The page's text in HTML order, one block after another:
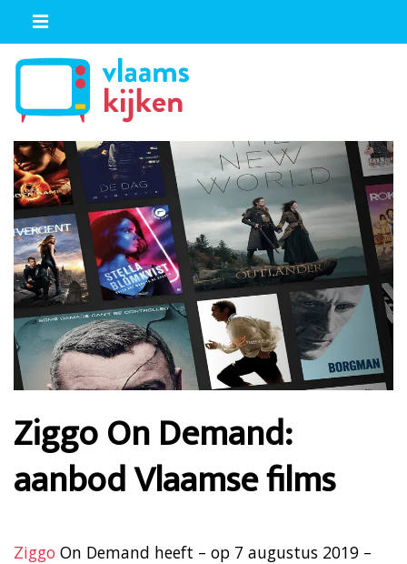
Ziggo On Demand:
aanbod Vlaamse films
Ziggo On Demand heeft – op 7 augustus 2019 –